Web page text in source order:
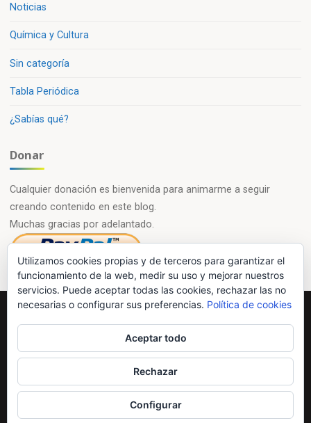
Noticias
Química y Cultura
Sin categoría
Tabla Periódica
¿Sabías qué?
Donar
Cualquier donación es bienvenida para animarme a seguir
creando contenido en este blog.
Muchas gracias por adelantado.
©2026 Química en casa.com
Utilizamos cookies propias y de terceros para garantizar el
funcionamiento de la web, medir su uso y mejorar nuestros
servicios. Puede aceptar todas las cookies, rechazar las no
necesarias o configurar sus preferencias. Política de cookies
Aceptar todo
Rechazar
Configurar